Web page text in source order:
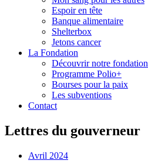
Espoir en tête
Banque alimentaire
Shelterbox
Jetons cancer
La Fondation
Découvrir notre fondation
Programme Polio+
Bourses pour la paix
Les subventions
Contact
Lettres du gouverneur
Avril 2024